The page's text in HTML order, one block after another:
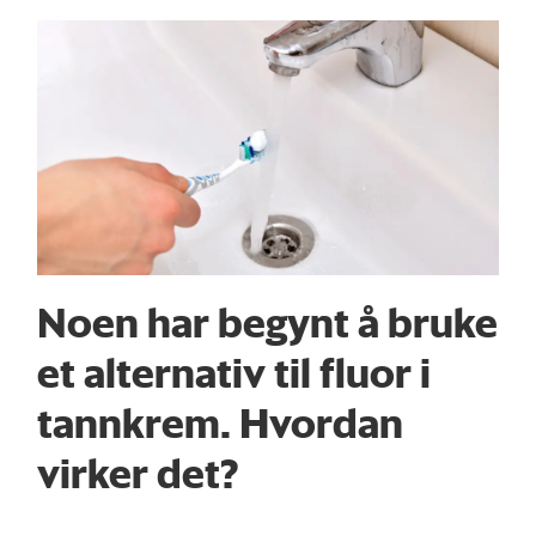
Noen har begynt å bruke
et alternativ til fluor i
tannkrem. Hvordan
virker det?